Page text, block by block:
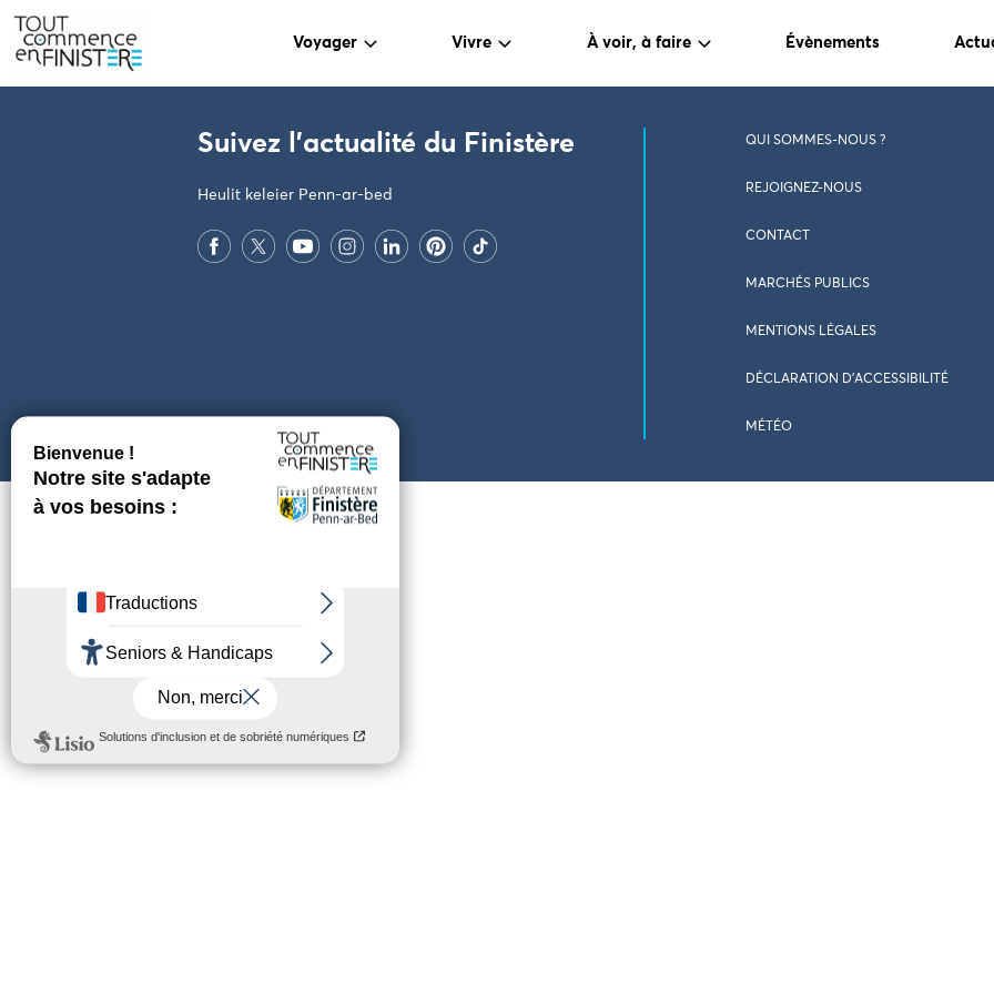
Voyager Vivre À voir, à faire Évènements
PARAMÈTRES DES COOKIES
Suivez l'actualité du Finistère
Heulit keleier Penn-ar-bed
QUI SOMMES-NOUS ?
REJOIGNEZ-NOUS
CONTACT
MARCHÉS PUBLICS
MENTIONS LÉGALES
DÉCLARATION D’ACCESSIBILITÉ
MÉTÉO